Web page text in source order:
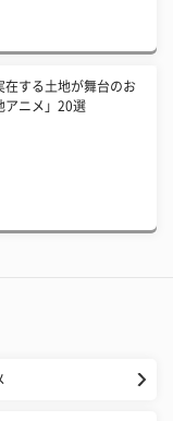
在する土地が舞台のお
アニメ」20選